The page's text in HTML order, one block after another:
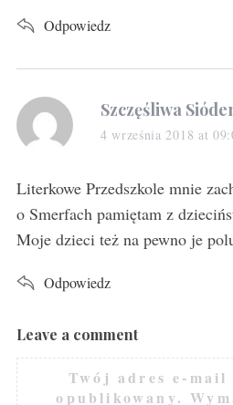
Odpowiedz
s
a
s
:
Szczęśliwa
4 września 2018 at
Literkowe Przedszkole mnie
o Smerfach pamiętam z
Moje dzieci też na pewno je
Odpowiedz
L
e
a
Leave a comment
Twój adres e-mail
opublikowany.